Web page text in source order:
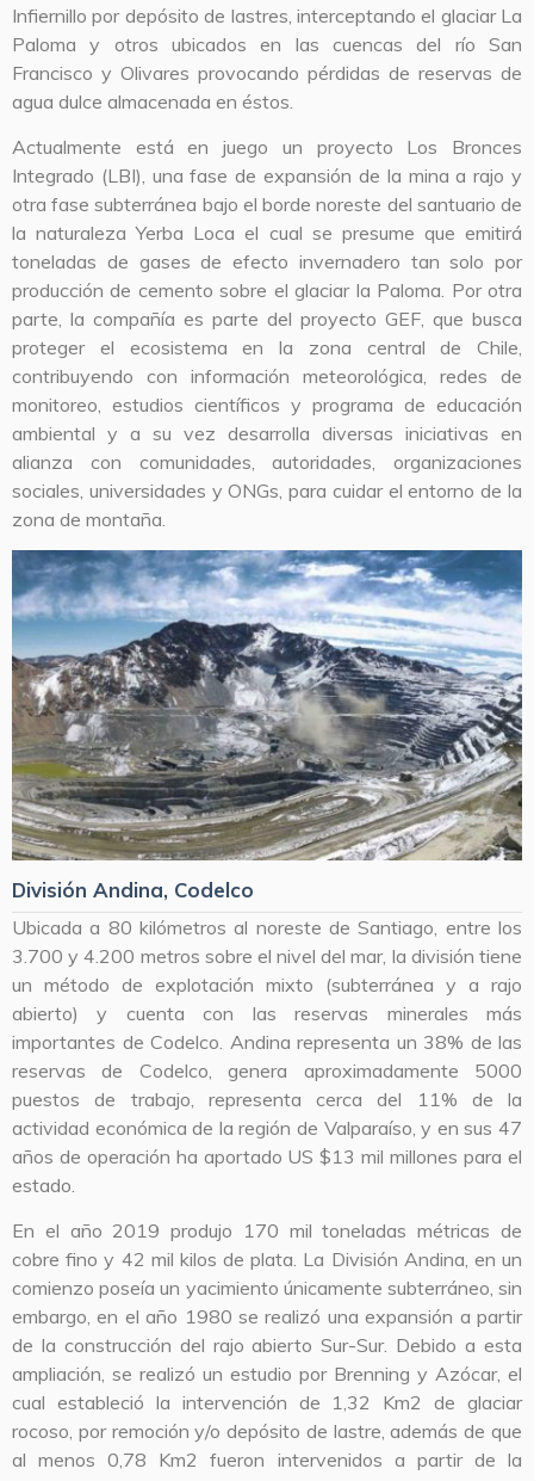
Infiernillo por depósito de lastres, interceptando el glaciar La
Paloma y otros ubicados en las cuencas del río San
Francisco y Olivares provocando pérdidas de reservas de
agua dulce almacenada en éstos.
Actualmente está en juego un proyecto Los Bronces
Integrado (LBI), una fase de expansión de la mina a rajo y
otra fase subterránea bajo el borde noreste del santuario de
la naturaleza Yerba Loca el cual se presume que emitirá
toneladas de gases de efecto invernadero tan solo por
producción de cemento sobre el glaciar la Paloma. Por otra
parte, la compañía es parte del proyecto GEF, que busca
proteger el ecosistema en la zona central de Chile,
contribuyendo con información meteorológica, redes de
monitoreo, estudios científicos y programa de educación
ambiental y a su vez desarrolla diversas iniciativas en
alianza con comunidades, autoridades, organizaciones
sociales, universidades y ONGs, para cuidar el entorno de la
zona de montaña.
División Andina, Codelco
Ubicada a 80 kilómetros al noreste de Santiago, entre los
3.700 y 4.200 metros sobre el nivel del mar, la división tiene
un método de explotación mixto (subterránea y a rajo
abierto) y cuenta con las reservas minerales más
importantes de Codelco. Andina representa un 38% de las
reservas de Codelco, genera aproximadamente 5000
puestos de trabajo, representa cerca del 11% de la
actividad económica de la región de Valparaíso, y en sus 47
años de operación ha aportado US $13 mil millones para el
estado.
En el año 2019 produjo 170 mil toneladas métricas de
cobre fino y 42 mil kilos de plata. La División Andina, en un
comienzo poseía un yacimiento únicamente subterráneo, sin
embargo, en el año 1980 se realizó una expansión a partir
de la construcción del rajo abierto Sur-Sur. Debido a esta
ampliación, se realizó un estudio por Brenning y Azócar, el
cual estableció la intervención de 1,32 Km2 de glaciar
rocoso, por remoción y/o depósito de lastre, además de que
al menos 0,78 Km2 fueron intervenidos a partir de la